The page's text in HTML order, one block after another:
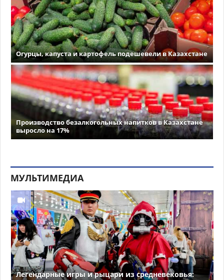
Огурцы, капуста и картофель подешевели в Казахстане
Производство безалкогольных напитков в Казахстане
выросло на 17%
МУЛЬТИМЕДИА
Легендарные игры и рыцари из средневековья: